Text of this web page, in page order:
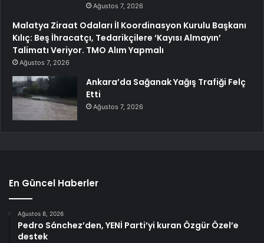
Ağustos 7, 2026
Malatya Ziraat Odaları İl Koordinasyon Kurulu Başkanı
Kılıç: Beş İhracatçı, Tedarikçilere ‘Kayısı Almayın’
Talimatı Veriyor. TMO Alım Yapmalı
Ağustos 7, 2026
Ankara’da Sağanak Yağış Trafiği Felç
Etti
Ağustos 7, 2026
En Güncel Haberler
Ağustos 8, 2026
Pedro Sánchez’den, YENİ Parti’yi kuran Özgür Özel’e
destek